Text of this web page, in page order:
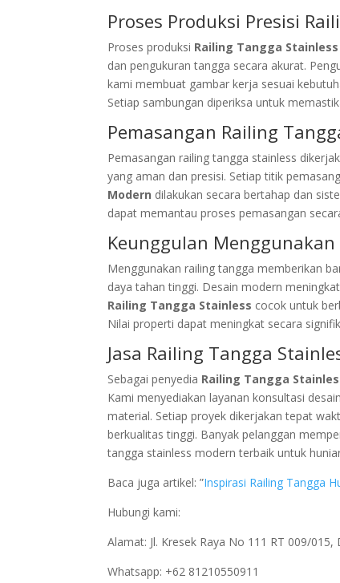
Proses Produksi Presisi
Proses produksi Railing Tangga Stainless
dan pengukuran tangga secara akurat.
kami membuat gambar kerja sesuai
Setiap sambungan diperiksa untuk
Pemasangan Railing
Pemasangan railing tangga stainless
yang aman dan presisi. Setiap titik
Modern dilakukan secara bertahap dan
dapat memantau proses pemasangan
Keunggulan
Menggunakan railing tangga memberikan
daya tahan tinggi. Desain modern
Railing Tangga Stainless cocok untuk
Nilai properti dapat meningkat secara
Jasa Railing Tangga
Sebagai penyedia Railing Tangga
Kami menyediakan layanan konsultasi
material. Setiap proyek dikerjakan tepat
berkualitas tinggi. Banyak pelanggan
tangga stainless modern terbaik untuk
Baca juga artikel: ”Inspirasi Railing Tangga
Hubungi kami:
Alamat: Jl. Kresek Raya No 111 RT 009/
Whatsapp: +62 81210550911